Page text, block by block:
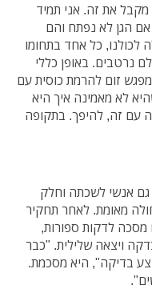
מקבל את זה. אני תמיד
הגן לא נפתח והם
לכולנו, כל אחד בתחומו
נרטבים. באופן כללי
זום להרמת כוסית עם
לא מאמינה איך היא
בעיה עם זה, להיפך. בתקופה
גם אנשי לשכתה וחלק
מאומת. לאחר תחקיר
לדקות ספורות,
ויצאה שלילית. "כבר
בדיקה", היא מסכמת.